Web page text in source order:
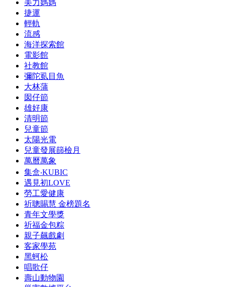
美力媽媽
捷運
輕軌
流感
海洋探索館
電影館
社教館
彌陀虱目魚
大林蒲
囡仔節
雄好康
清明節
兒童節
太陽光電
兒童發展篩檢月
萬曆萬象
集盒‧KUBIC
遇見初LOVE
勞工愛健康
祈聰賜慧 金榜題名
青年文學獎
祈福金包粽
親子飆戲劇
客家學苑
黑蚵松
唱歌仔
壽山動物園